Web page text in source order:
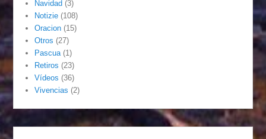
Navidad (3)
Notizie (108)
Oracion (15)
Otros (27)
Pascua (1)
Retiros (23)
Vídeos (36)
Vivencias (2)